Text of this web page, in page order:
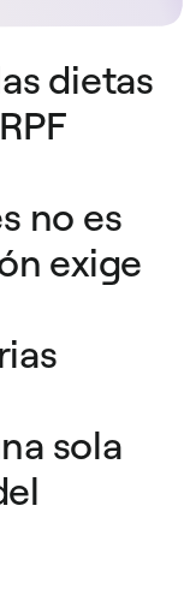
dietas
no es
exige
sola